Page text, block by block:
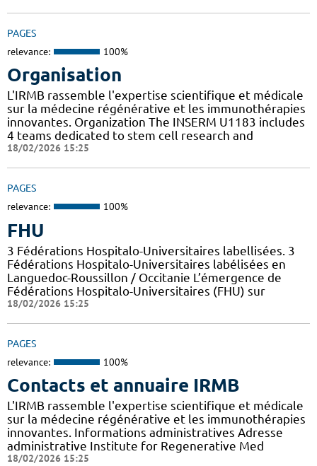
PAGES
relevance: 100%
Organisation
L'IRMB rassemble l'expertise scientifique et médicale
sur la médecine régénérative et les immunothérapies
innovantes. Organization The INSERM U1183 includes
4 teams dedicated to stem cell research and
18/02/2026 15:25
PAGES
relevance: 100%
FHU
3 Fédérations Hospitalo-Universitaires labellisées. 3
Fédérations Hospitalo-Universitaires labélisées en
Languedoc-Roussillon / Occitanie L’émergence de
Fédérations Hospitalo-Universitaires (FHU) sur
18/02/2026 15:25
PAGES
relevance: 100%
Contacts et annuaire IRMB
L'IRMB rassemble l'expertise scientifique et médicale
sur la médecine régénérative et les immunothérapies
innovantes. Informations administratives Adresse
administrative Institute for Regenerative Med
18/02/2026 15:25